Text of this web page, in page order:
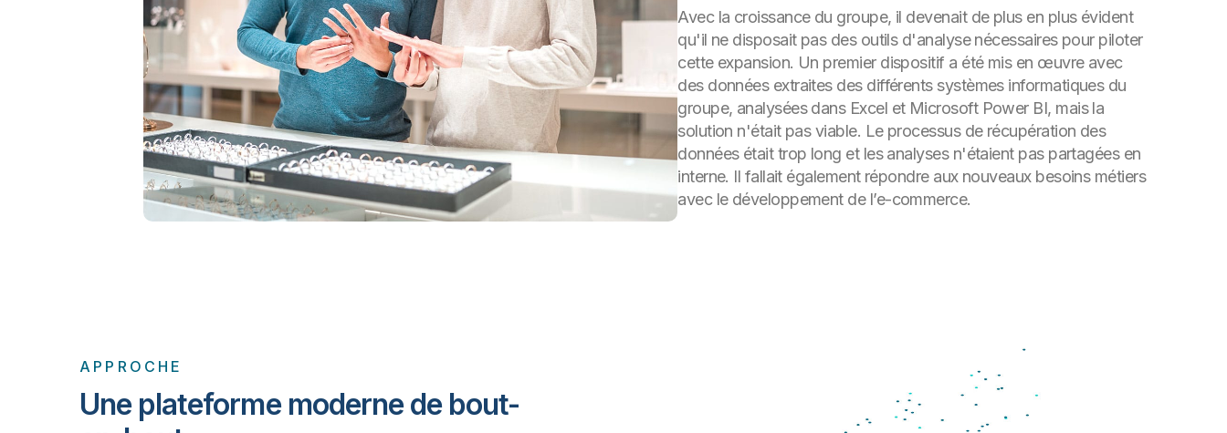
Avec la croissance du groupe, il devenait de plus en plus évident
qu'il ne disposait pas des outils d'analyse nécessaires pour piloter
cette expansion. Un premier dispositif a été mis en œuvre avec
des données extraites des différents systèmes informatiques du
groupe, analysées dans Excel et Microsoft Power BI, mais la
solution n'était pas viable. Le processus de récupération des
données était trop long et les analyses n'étaient pas partagées en
interne. Il fallait également répondre aux nouveaux besoins métiers
avec le développement de l’e-commerce.
APPROCHE
Une plateforme moderne de bout-